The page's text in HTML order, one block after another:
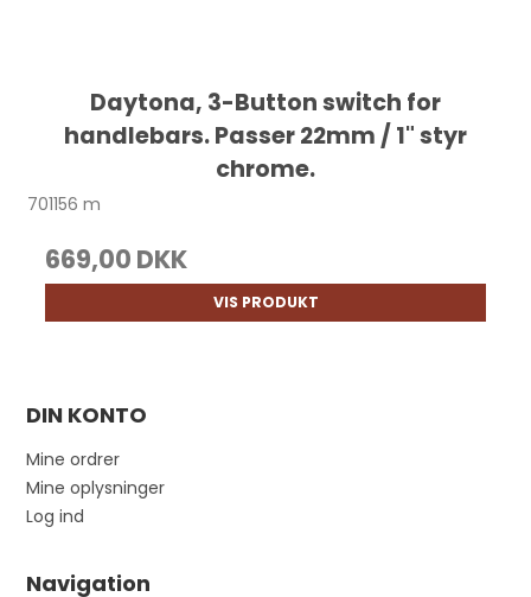
Daytona, 3-Button switch for
handlebars. Passer 22mm / 1" styr
chrome.
701156 m
669,00 DKK
VIS PRODUKT
DIN KONTO
Mine ordrer
Mine oplysninger
Log ind
Navigation